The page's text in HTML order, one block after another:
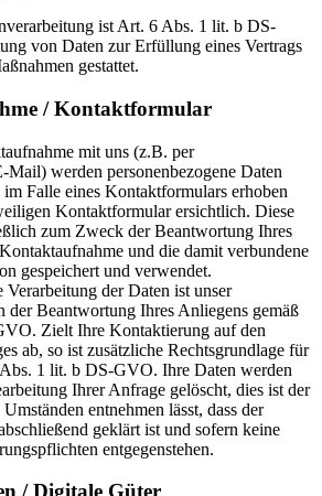
ist Art. 6 Abs. 1 lit. b DS-
von Daten zur Erfüllung eines Vertrags
gestattet.
/ Kontaktformular
mit uns (z.B. per
werden personenbezogene Daten
Falle eines Kontaktformulars erhoben
Kontaktformular ersichtlich. Diese
zum Zweck der Beantwortung Ihres
und die damit verbundene
gespeichert und verwendet.
der Daten ist unser
der Beantwortung Ihres Anliegens gemäß
Zielt Ihre Kontaktierung auf den
ab, so ist zusätzliche Rechtsgrundlage für
1 lit. b DS-GVO. Ihre Daten werden
Ihrer Anfrage gelöscht, dies ist der
entnehmen lässt, dass der
geklärt ist und sofern keine
entgegenstehen.
/ Digitale Güter